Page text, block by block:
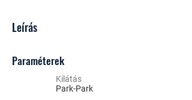
Leírás
Paraméterek
Kilátás
Park-Park